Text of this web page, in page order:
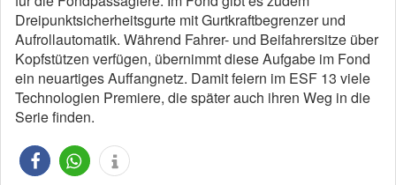
Dreipunktsicherheitsgurte mit Gurtkraftbegrenzer und
Aufrollautomatik. Während Fahrer- und Beifahrersitze über
Kopfstützen verfügen, übernimmt diese Aufgabe im Fond
ein neuartiges Auffangnetz. Damit feiern im ESF 13 viele
Technologien Premiere, die später auch ihren Weg in die
Serie finden.